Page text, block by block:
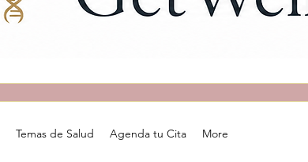
Temas de Salud Agenda tu Cita More